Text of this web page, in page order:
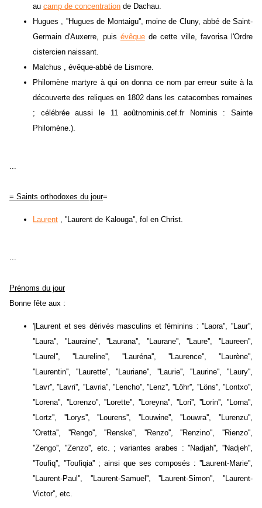
au camp de concentration de Dachau.
Hugues , ''Hugues de Montaigu'', moine de Cluny, abbé de Saint-
Germain d'Auxerre, puis évêquede cette ville, favorisa l'Ordre
cistercien naissant.
Malchus , évêque-abbé de Lismore.
Philomène martyre à qui on donna ce nom par erreur suite à la
découverte des reliques en 1802 dans les catacombes romaines
; célébrée aussi le 11 aoûtnominis.cef.fr Nominis : Sainte
Philomène.).
...
= Saints orthodoxes du jour=
Laurent , ''Laurent de Kalouga'', fol en Christ.
...
Prénoms du jour
Bonne fête aux :
'|Laurent et ses dérivés masculins et féminins : ''Laora'', ''Laur'',
''Laura'', ''Lauraine'', ''Laurana'', ''Laurane'', ''Laure'', ''Laureen'',
''Laurel'', ''Laureline'', ''Lauréna'', ''Laurence'', ''Laurène'',
''Laurentin'', ''Laurette'', ''Lauriane'', ''Laurie'', ''Laurine'', ''Laury'',
''Lavr'', ''Lavri'', ''Lavria'', ''Lencho'', ''Lenz'', ''Löhr'', ''Löns'', ''Lontxo'',
''Lorena'', ''Lorenzo'', ''Lorette'', ''Loreyna'', ''Lori'', ''Lorin'', ''Lorna'',
''Lortz'', ''Lorys'', ''Lourens'', ''Louwine'', ''Louwra'', ''Lurenzu'',
''Oretta'', ''Rengo'', ''Renske'', ''Renzo'', ''Renzino'', ''Rienzo'',
''Zengo'', ''Zenzo'', etc. ; variantes arabes : ''Nadjah'', ''Nadjeh'',
''Toufiq'', ''Toufiqia'' ; ainsi que ses composés : ''Laurent-Marie'',
''Laurent-Paul'', ''Laurent-Samuel'', ''Laurent-Simon'', ''Laurent-
Victor'', etc.